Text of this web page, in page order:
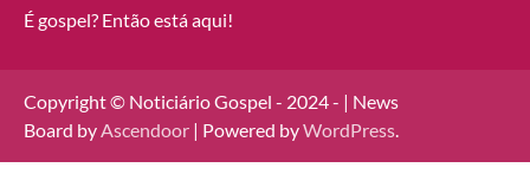
É gospel? Então está aqui!
Copyright © Noticiário Gospel - 2024 - | News
Board byAscendoor | Powered byWordPress.